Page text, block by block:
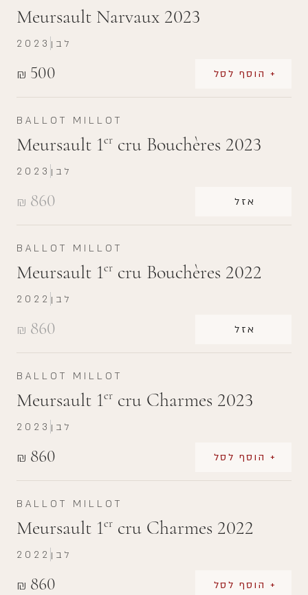
Meursault Narvaux 2023
₪ 500 + הוסף לסל
2023 לבן
BALLOT MILLOT
Meursault 1er cru Bouchères 2023
₪ 860 אזל
2023 לבן
BALLOT MILLOT
Meursault 1er cru Bouchères 2022
₪ 860 אזל
2022 לבן
BALLOT MILLOT
Meursault 1er cru Charmes 2023
₪ 860 + הוסף לסל
2023 לבן
BALLOT MILLOT
Meursault 1er cru Charmes 2022
₪ 860 + הוסף לסל
2022 לבן